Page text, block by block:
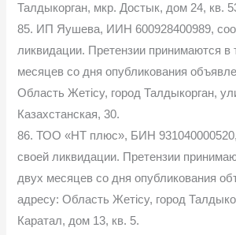
Талдыкорган, мкр. Достык, дом 24, кв.
85. ИП Яушева, ИИН 600928400989,
ликвидации. Претензии принимаются в
месяцев со дня опубликования
Область Жетісу, город Талдыкорган,
Казахстанская, 30.
86. ТОО «HT плюс», БИН
своей ликвидации. Претензии
двух месяцев со дня опубликования
адресу: Область Жетісу, город
Каратал, дом 13, кв. 5.